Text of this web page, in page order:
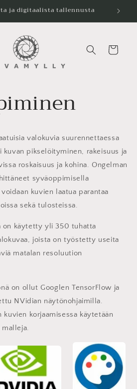
ja digitaalista tallennusta
Ostoskori
valokuvia suurennettaessa
kuvan pikselöityminen, rakeisuus ja
roskaisuus ja kohina. Ongelman
syväoppimisella
kuvien laatua parantaa
sekä tulosteissa.
on käytetty yli 350 tuhatta
joista on työstetty useita
matalan resoluution
on ollut Googlen TensorFlow ja
NVidian näytönohjaimilla.
kuvien korjaamisessa käytetään
malleja.